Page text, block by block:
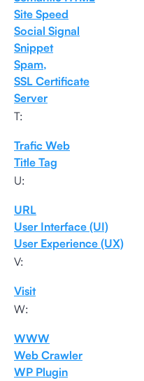
Site Speed
Social Signal
Snippet
Spam,
SSL Certificate
Server
T:
Trafic Web
Title Tag
U:
URL
User Interface (UI)
User Experience (UX)
V:
Visit
W:
WWW
Web Crawler
WP Plugin